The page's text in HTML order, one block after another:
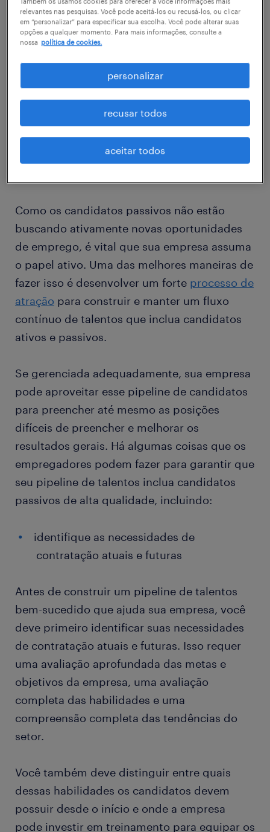
download o resumo
estratégias para atrair candidatos
1. Construa um pipeline contínuo
Como os candidatos passivos não estão
buscando ativamente novas oportunidades
de emprego, é vital que sua empresa assuma
o papel ativo. Uma das melhores maneiras de
fazer isso é desenvolver um forte processo de
atração para construir e manter um fluxo
contínuo de talentos que inclua candidatos
ativos e passivos.
Se gerenciada adequadamente, sua empresa
pode aproveitar esse pipeline de candidatos
para preencher até mesmo as posições
difíceis de preencher e melhorar os
resultados gerais. Há algumas coisas que os
empregadores podem fazer para garantir que
seu pipeline de talentos inclua candidatos
passivos de alta qualidade, incluindo:
identifique as necessidades de
contratação atuais e futuras
Antes de construir um pipeline de talentos
bem-sucedido que ajuda sua empresa, você
deve primeiro identificar suas necessidades
de contratação atuais e futuras. Isso requer
uma avaliação aprofundada das metas e
objetivos da empresa, uma avaliação
completa das habilidades e uma
compreensão completa das tendências do
setor.
Você também deve distinguir entre quais
dessas habilidades os candidatos devem
possuir desde o início e onde a empresa
pode investir em treinamento para equipar os
relevantes nas pesquisas. Você pode aceitá-los ou recusá-los, ou clicar
em “personalizar” para especificar sua escolha. Você pode alterar suas
opções a qualquer momento. Para mais informações, consulte a
nossa política de cookies.
personalizar
recusar todos
aceitar todos